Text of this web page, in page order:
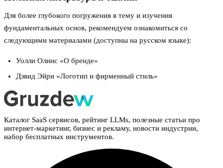
Для более глубокого погружения в тему и изучения
фундаментальных основ, рекомендуем ознакомиться со
следующими материалами (доступны на русском языке):
Уолли Олинс «О бренде»
Дэвид Эйри «Логотип и фирменный стиль»
Каталог SaaS сервисов, рейтинг LLMs, полезные статьи про
интернет-маркетинг, бизнес и рекламу, новости индустрии,
набор бесплатных инструментов.